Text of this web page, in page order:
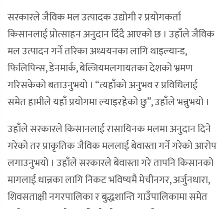
सरकारले जैविक मल उत्पादक उद्योगी र प्रयोगकर्ता
किसानलाई प्रोत्साहन अनुदान दिँदै आएको छ । उहाँले जैविक
मल उत्पादन गर्ने तरिका अध्ययनका लागि थाइल्यान्ड,
फिलिपिन्स, डेनमार्क, बेल्जियमलगायतका देशको भ्रमण
गरिसकेको बताउनुभयो । “त्यहाँको अनुभव र प्रविधिलाई
समेत हामीले यहाँ प्रयोगमा ल्याइरहेको छु”, उहाँले भन्नुभयो ।
उहाँले सरकारले किसानलाई रासायिनक मलमा अनुदान दिने
गरेको तर प्राकृतिक जैविक मललाई बेवास्ता गर्ने गरेको आरोप
लगाउनुभयो । उहाँले सरकारले बेवास्ता गरे तापनि किसानको
मागलाई धान्नका लागि निकट भविष्यमै मेचीनगर, अर्जुनधारा,
शिवसताक्षी नगरपालिका र बुद्धशान्ति गाउँपालिकामा समेत